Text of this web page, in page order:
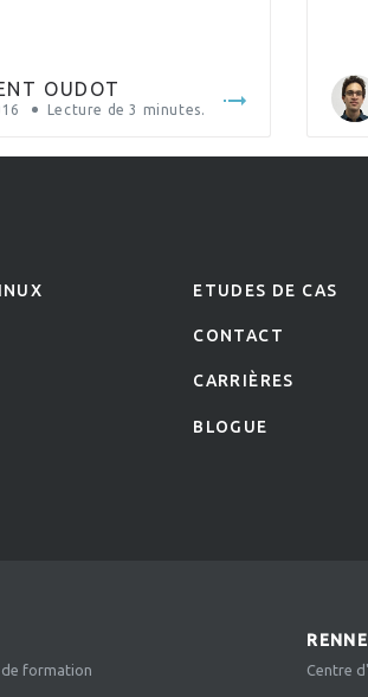
en informatique, la
a permis une […]
OUDOT
Lecture de 3 minutes.
ETUDES DE CAS
CONTACT
CARRIÈRES
BLOGUE
de formation Centre